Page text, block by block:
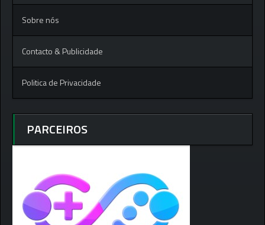
Sobre nós
Contacto & Publicidade
Politica de Privacidade
PARCEIROS